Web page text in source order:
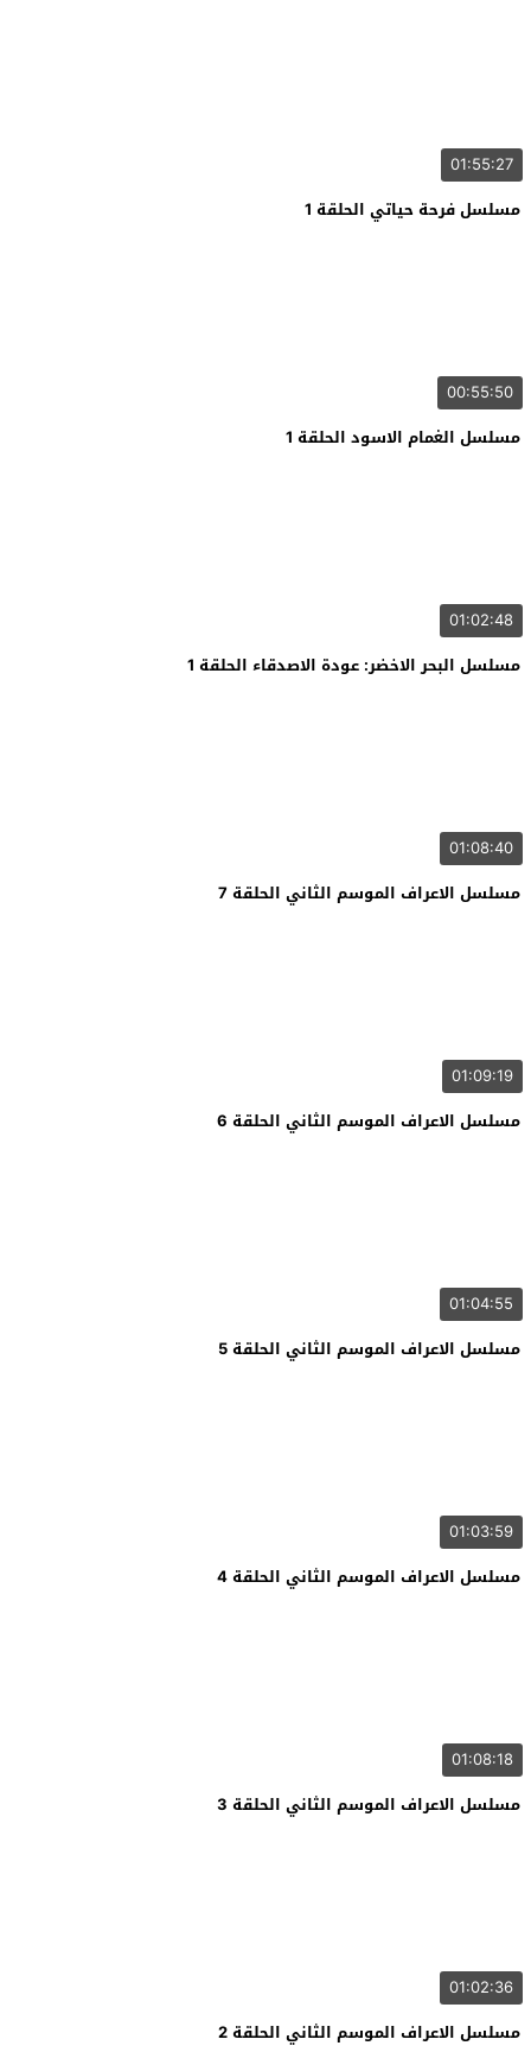
01:55:27
مسلسل فرحة حياتي الحلقة 1
00:55:50
مسلسل الغمام الاسود الحلقة 1
01:02:48
مسلسل البحر الاخضر: عودة الاصدقاء الحلقة 1
01:08:40
مسلسل الاعراف الموسم الثاني الحلقة 7
01:09:19
مسلسل الاعراف الموسم الثاني الحلقة 6
01:04:55
مسلسل الاعراف الموسم الثاني الحلقة 5
01:03:59
مسلسل الاعراف الموسم الثاني الحلقة 4
01:08:18
مسلسل الاعراف الموسم الثاني الحلقة 3
01:02:36
مسلسل الاعراف الموسم الثاني الحلقة 2